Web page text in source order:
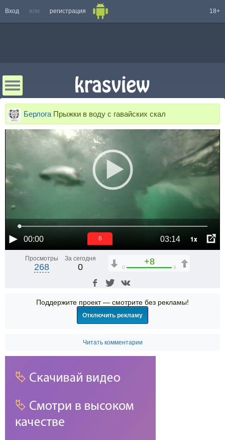
Вход или регистрация 18+
Берлога Прыжки в воду с гавайских скал
00:00 03:14 1x
6
Просмотры
268
За сегодня
0
+8
0 8
Поддержите проект — смотрите без рекламы!
Отключить рекламу
Читать комментарии